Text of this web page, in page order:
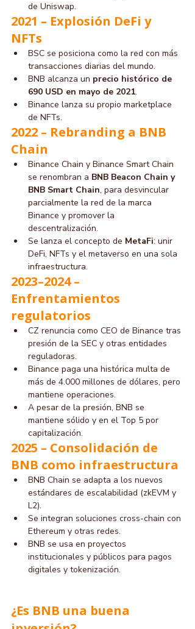
de Uniswap.
2021 – Explosión DeFi y
NFTs
BSC se posiciona como la red con más
transacciones diarias del mundo.
BNB alcanza un precio histórico de
690 USD en mayo de 2021.
Binance lanza su propio marketplace
de NFTs.
2022 – Rebranding a BNB
Chain
Binance Chain y Binance Smart Chain
se renombran a BNB Beacon Chain y
BNB Smart Chain, para desvincular
parcialmente la red de la marca
Binance y promover la
descentralización.
Se lanza el concepto de MetaFi: unir
DeFi, NFTs y el metaverso en una sola
infraestructura.
2023–2024 –
Enfrentamientos
regulatorios
CZ renuncia como CEO de Binance tras
presión de la SEC y otras entidades
reguladoras.
Binance paga una histórica multa de
más de 4.000 millones de dólares, pero
mantiene operaciones.
A pesar de la presión, BNB se
mantiene sólido y en el Top 5 por
capitalización.
2025 – Consolidación de
BNB como infraestructura
BNB Chain se adapta a los nuevos
estándares de escalabilidad (zkEVM y
L2).
Se integran soluciones cross-chain con
Ethereum y otras redes.
BNB se usa en proyectos
institucionales y públicos para pagos
digitales y tokenización.
¿Es BNB una buena